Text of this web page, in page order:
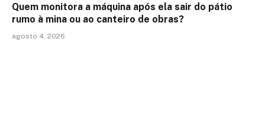
Quem monitora a máquina após ela sair do pátio
rumo à mina ou ao canteiro de obras?
agosto 4, 2026